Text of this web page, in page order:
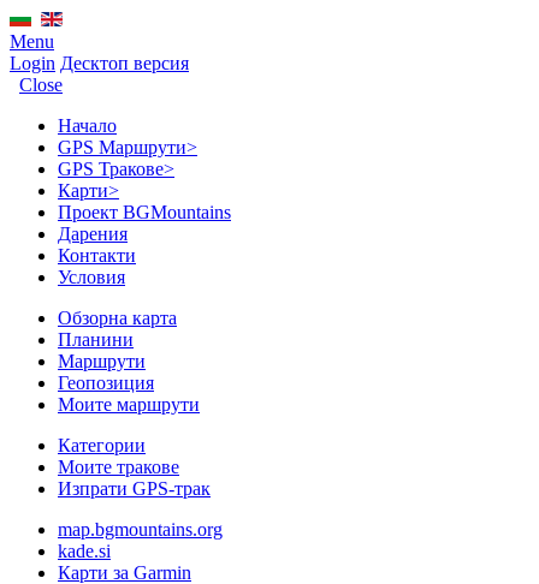
Menu
Login Десктоп версия
Close
Начало
GPS Mаршрути>
GPS Тракове>
Карти>
Проект BGMountains
Дарения
Контакти
Условия
Обзорна карта
Планини
Маршрути
Геопозиция
Моите маршрути
Категории
Моите тракове
Изпрати GPS-трак
map.bgmountains.org
kade.si
Карти за Garmin